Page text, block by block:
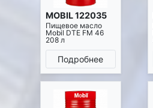
MOBIL 122035
Пищевое масло
Mobil DTE FM 46
208 л
Подробнее